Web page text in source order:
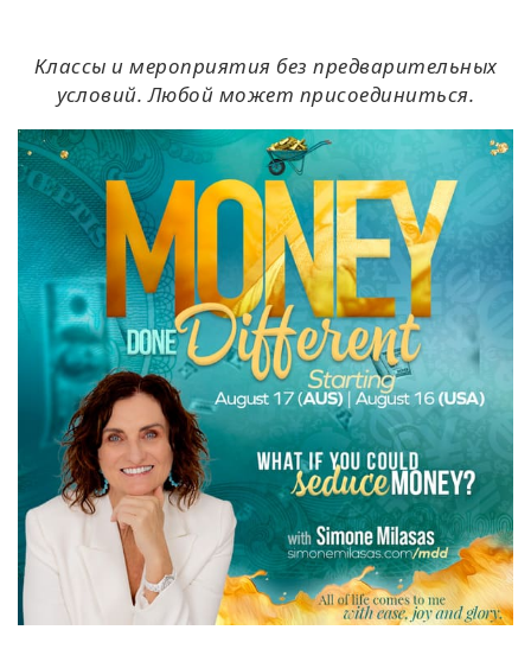
Классы и мероприятия без предварительных
условий. Любой может присоединиться.